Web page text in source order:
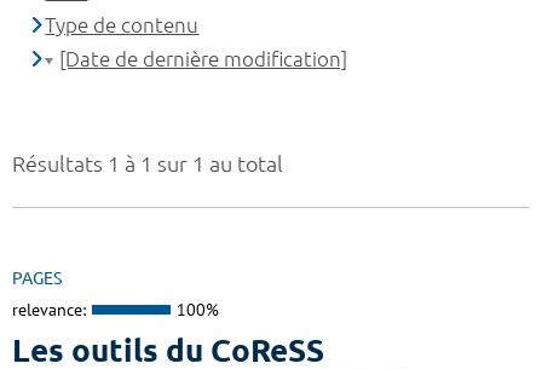
Résultats 1 à 1 sur 1 au total
PAGES
relevance: 100%
Les outils du CoReSS
Type de contenu
[Date de dernière modification]